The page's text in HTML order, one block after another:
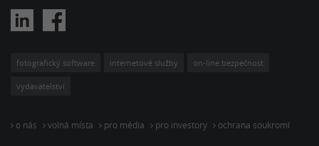
fotografický software internetové služby on-line bezpečnost
vydavatelství
o nás volná místa pro média pro investory ochrana soukromí